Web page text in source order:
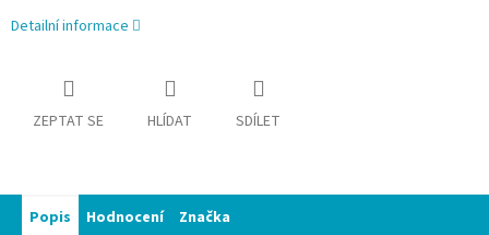
Detailní informace
ZEPTAT SE HLÍDAT SDÍLET
Popis Hodnocení Značka